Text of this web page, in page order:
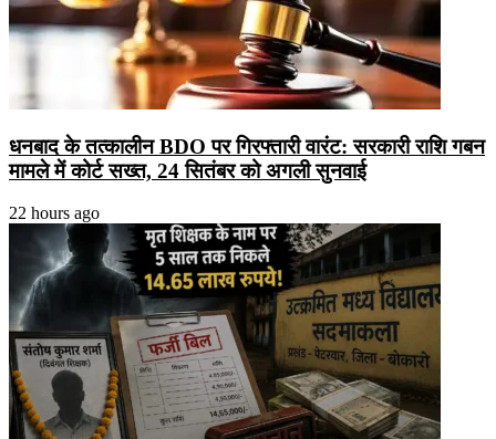
धनबाद के तत्कालीन BDO पर गिरफ्तारी वारंट: सरकारी राशि गबन
मामले में कोर्ट सख्त, 24 सितंबर को अगली सुनवाई
22 hours ago